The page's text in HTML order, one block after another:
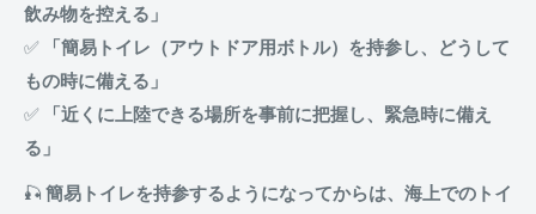
飲み物を控える」
✅
「簡易トイレ（アウトドア用ボトル）を持参し、どうして
もの時に備える」
✅
「近くに上陸できる場所を事前に把握し、緊急時に備え
る」
🎣 簡易トイレを持参するようになってからは、海上でのトイ